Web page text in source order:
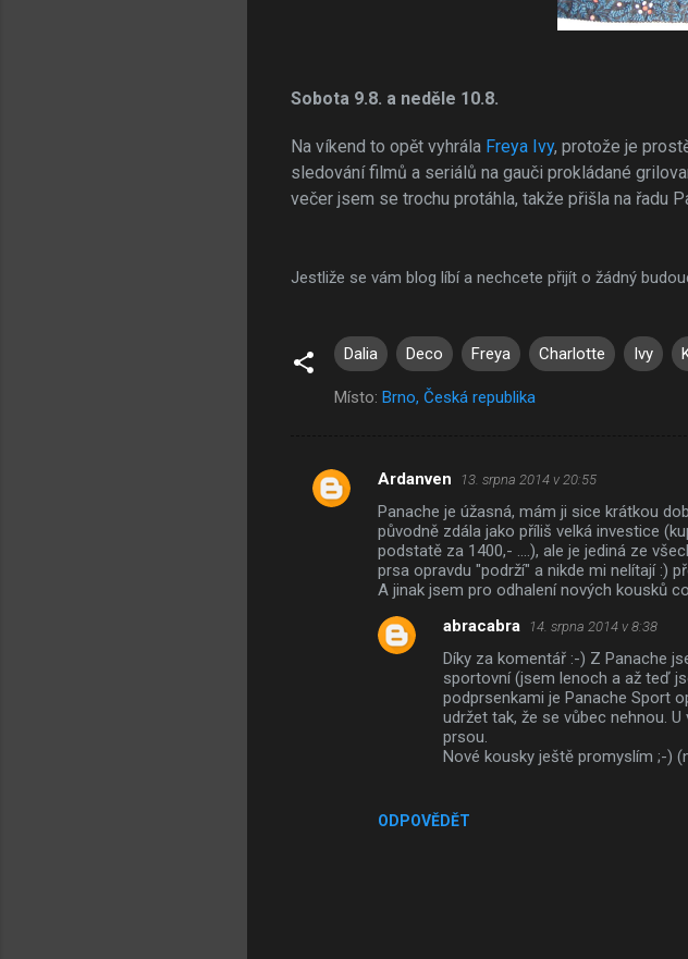
Sobota 9.8. a neděle 10.8.
Na víkend to opět vyhrála Freya Ivy, protože je
sledování filmů a seriálů na gauči prokládané
večer jsem se trochu protáhla, takže přišla na řadu
Jestliže se vám blog líbí a nechcete přijít o žádný
Dalia Deco Freya Charlotte Ivy
Místo: Brno, Česká republika
K
Ardanven 13. srpna 2014 v 20:55
Panache je úžasná, mám ji sice krátkou
původně zdála jako příliš velká investice
podstatě za 1400,- ....), ale je jediná ze
prsa opravdu "podrží" a nikde mi nelítají :)
A jinak jsem pro odhalení nových kousků
ODPOVĚDĚT
abracabra 14. srpna 2014 v 8:38
Díky za komentář :-) Z Panache
sportovní (jsem lenoch a až teď
podprsenkami je Panache Sport
udržet tak, že se vůbec nehnou.
prsou.
Nové kousky ještě promyslím ;-)